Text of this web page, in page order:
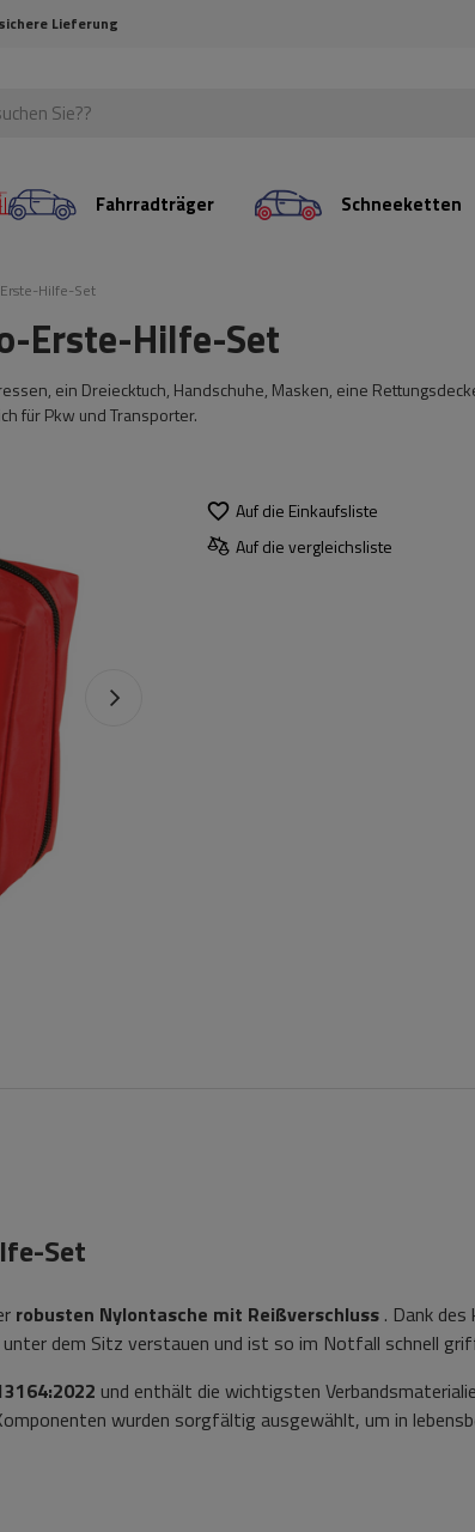
Lieferung
Fahrradträger Schneeketten
Hilfe-Set
Erste-Hilfe-Set
ein Dreiecktuch, Handschuhe, Masken, eine
für Pkw und Transporter.
Auf die Einkaufsliste
Auf die vergleichsliste
Set
robusten Nylontasche mit Reißverschluss . Dank
dem Sitz verstauen und ist so im Notfall schnell
und enthält die wichtigsten
wurden sorgfältig ausgewählt, um in